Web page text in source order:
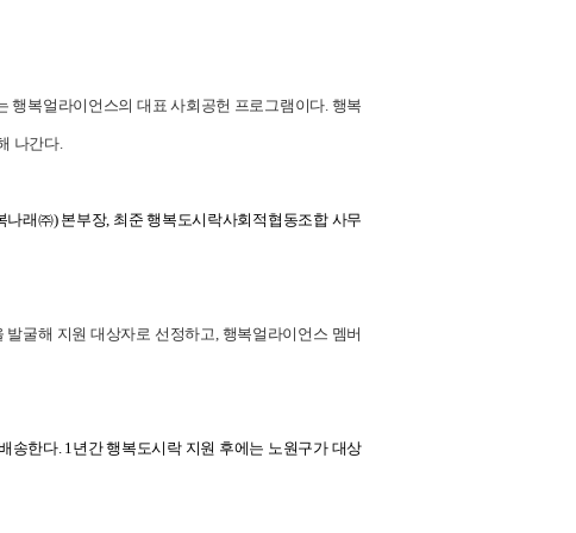
행복얼라이언스의 대표 사회공헌 프로그램이다. 행복
나간다.
래㈜) 본부장, 최준 행복도시락사회적협동조합 사무
굴해 지원 대상자로 선정하고, 행복얼라이언스 멤버
송한다. 1년간 행복도시락 지원 후에는 노원구가 대상